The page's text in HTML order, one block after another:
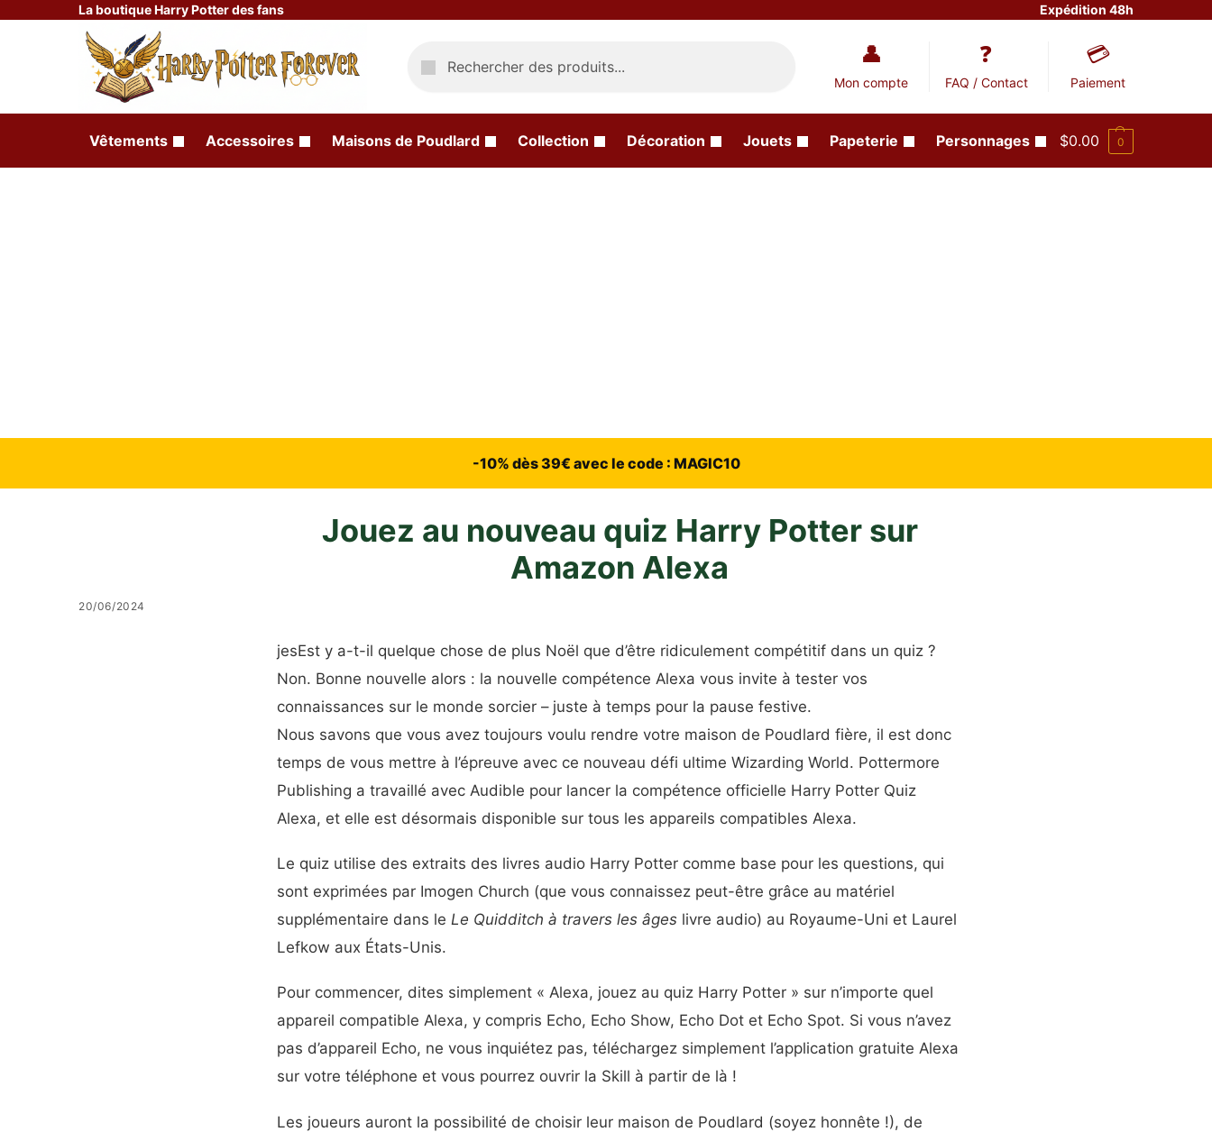
La boutique Harry Potter des fans Expédition 48h
Mon compte FAQ / Contact Paiement
Vêtements Accessoires Maisons de Poudlard Collection Décoration Jouets Papeterie Personnages $0.00 0
-10% dès 39€ avec le code : MAGIC10
Jouez au nouveau quiz Harry Potter sur
Amazon Alexa
20/06/2024
jesEst y a-t-il quelque chose de plus Noël que d’être ridiculement compétitif dans un quiz ?
Non. Bonne nouvelle alors : la nouvelle compétence Alexa vous invite à tester vos
connaissances sur le monde sorcier – juste à temps pour la pause festive.
Nous savons que vous avez toujours voulu rendre votre maison de Poudlard fière, il est donc
temps de vous mettre à l’épreuve avec ce nouveau défi ultime Wizarding World. Pottermore
Publishing a travaillé avec Audible pour lancer la compétence officielle Harry Potter Quiz
Alexa, et elle est désormais disponible sur tous les appareils compatibles Alexa.
Le quiz utilise des extraits des livres audio Harry Potter comme base pour les questions, qui
sont exprimées par Imogen Church (que vous connaissez peut-être grâce au matériel
supplémentaire dans le Le Quidditch à travers les âges livre audio) au Royaume-Uni et Laurel
Lefkow aux États-Unis.
Pour commencer, dites simplement « Alexa, jouez au quiz Harry Potter » sur n’importe quel
appareil compatible Alexa, y compris Echo, Echo Show, Echo Dot et Echo Spot. Si vous n’avez
pas d’appareil Echo, ne vous inquiétez pas, téléchargez simplement l’application gratuite Alexa
sur votre téléphone et vous pourrez ouvrir la Skill à partir de là !
Les joueurs auront la possibilité de choisir leur maison de Poudlard (soyez honnête !), de